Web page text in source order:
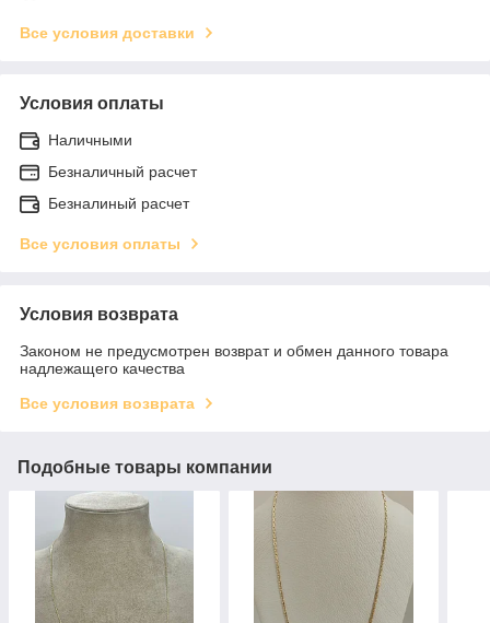
Все условия доставки
Условия оплаты
Наличными
Безналичный расчет
Безналиный расчет
Все условия оплаты
Условия возврата
Законом не предусмотрен возврат и обмен данного товара
надлежащего качества
Все условия возврата
Подобные товары компании